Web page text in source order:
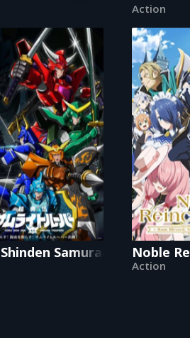
Action
Samurai Troopers
Noble
Action